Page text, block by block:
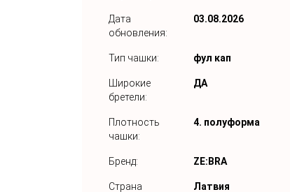
Дата
обновления:
03.08.2026
Тип чашки: фул кап
Широкие
бретели:
ДА
Плотность
чашки:
4. полуформа
Бренд: ZE:BRA
Страна
Латвия